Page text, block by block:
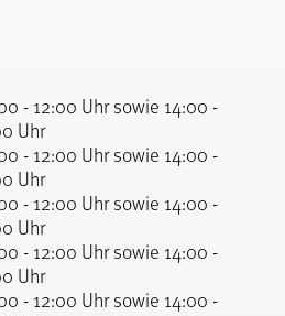
- 12:00 Uhr sowie 14:00 -
Uhr
- 12:00 Uhr sowie 14:00 -
Uhr
- 12:00 Uhr sowie 14:00 -
Uhr
- 12:00 Uhr sowie 14:00 -
Uhr
- 12:00 Uhr sowie 14:00 -